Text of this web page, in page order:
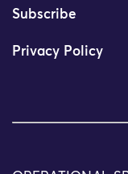
Subscribe
Privacy Policy